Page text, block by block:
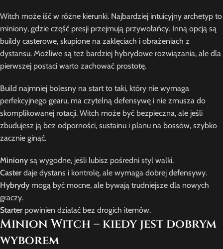
Witch może iść w różne kierunki. Najbardziej intuicyjny archetyp to
miniony, gdzie część presji przejmują przywołańcy. Inną opcją są
buildy casterowe, skupione na zaklęciach i obrażeniach z
dystansu. Możliwe są też bardziej hybrydowe rozwiązania, ale dla
pierwszej postaci warto zachować prostotę.
Build najmniej bolesny na start to taki, który nie wymaga
perfekcyjnego gearu, ma czytelną defensywę i nie zmusza do
skomplikowanej rotacji. Witch może być bezpieczna, ale jeśli
zbudujesz ją bez odporności, sustainu i planu na bossów, szybko
zacznie ginąć.
Minionysą wygodne, jeśli lubisz pośredni styl walki.
Caster daje dystans i kontrolę, ale wymaga dobrej defensywy.
Hybrydymogą być mocne, ale bywają trudniejsze dla nowych
graczy.
Starter powinien działać bez drogich itemów.
Minion Witch – kiedy jest dobrym
wyborem